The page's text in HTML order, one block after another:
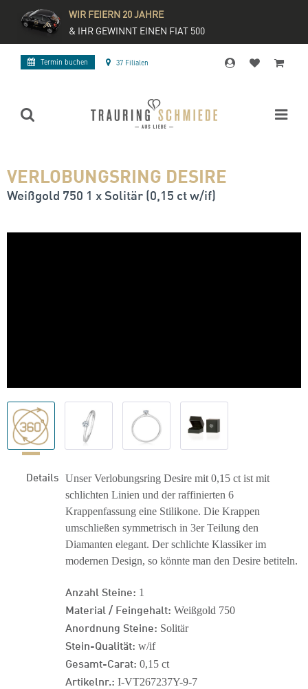
WIR FEIERN 20 JAHRE
& IHR GEWINNT EINEN FIAT 500
Termin buchen 37 Filialen
VERLOBUNGSRING DESIRE
Weißgold 750 1 x Solitär (0,15 ct w/if)
Details Unser Verlobungsring Desire mit 0,15 ct ist mit
schlichten Linien und der raffinierten 6
Krappenfassung eine Stilikone. Die Krappen
umschließen symmetrisch in 3er Teilung den
Diamanten elegant. Der schlichte Klassiker im
modernen Design, so könnte man den Desire betiteln.
Anzahl Steine: 1
Material / Feingehalt: Weißgold 750
Anordnung Steine: Solitär
Stein-Qualität: w/if
Gesamt-Carat: 0,15 ct
Artikelnr.: I-VT267237Y-9-7